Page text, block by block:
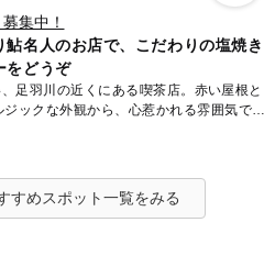
集中！
鮎名人のお店で、こだわりの塩焼き
をどうぞ
足羽川の近くにある喫茶店。赤い屋根と
ジックな外観から、心惹かれる雰囲気で
すめスポット一覧をみる